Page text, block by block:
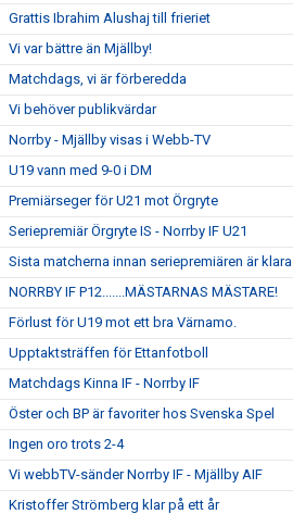
Grattis Ibrahim Alushaj till frieriet
Vi var bättre än Mjällby!
Matchdags, vi är förberedda
Vi behöver publikvärdar
Norrby - Mjällby visas i Webb-TV
U19 vann med 9-0 i DM
Premiärseger för U21 mot Örgryte
Seriepremiär Örgryte IS - Norrby IF U21
Sista matcherna innan seriepremiären är klara
NORRBY IF P12.......MÄSTARNAS MÄSTARE!
Förlust för U19 mot ett bra Värnamo.
Upptaktsträffen för Ettanfotboll
Matchdags Kinna IF - Norrby IF
Öster och BP är favoriter hos Svenska Spel
Ingen oro trots 2-4
Vi webbTV-sänder Norrby IF - Mjällby AIF
Kristoffer Strömberg klar på ett år